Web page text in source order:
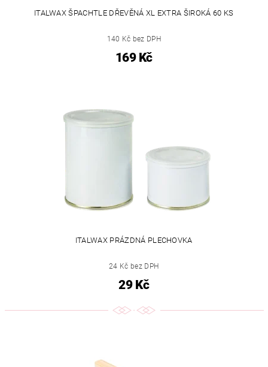
ITALWAX ŠPACHTLE DŘEVĚNÁ XL EXTRA ŠIROKÁ 60 KS
140 Kč bez DPH
169 Kč
ITALWAX PRÁZDNÁ PLECHOVKA
24 Kč bez DPH
29 Kč